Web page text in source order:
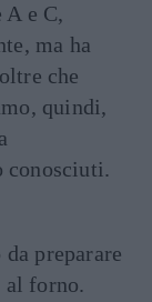
e C,
ma ha
che
quindi,
conosciuti.
preparare
forno.